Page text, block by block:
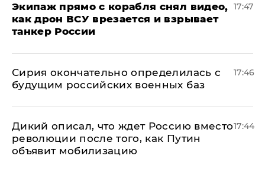
Экипаж прямо с корабля снял видео,
как дрон ВСУ врезается и взрывает
танкер России
17:47
Сирия окончательно определилась с
будущим российских военных баз
17:46
Дикий описал, что ждет Россию вместо
революции после того, как Путин
объявит мобилизацию
17:44